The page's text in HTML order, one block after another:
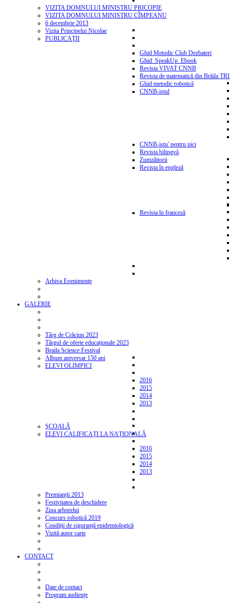
VIZITA DOMNULUI MINISTRU PRICOPIE
VIZITA DOMNULUI MINISTRU CÎMPEANU
6 decembrie 2013
Vizita Principelui Nicolae
PUBLICAŢII
Ghid Metodic Club Dezbateri
Ghid_SpeakUp_Ebook
Revista VIVAT CNNB
Revista de matematică din Brăila
Ghid metodic robotică
CNNB-istul
CNNB-istu' pentru pici
Revista bilingvă
Zumzăitorii
Revista în engleză
Revista în franceză
Arhiva Evenimente
GALERIE
Târg de Crăciun 2023
Târgul de oferte educaționale 2023
Braila Science Festival
Album aniversar 150 ani
ELEVI OLIMPICI
2016
2015
2014
2013
ŞCOALĂ
ELEVI CALIFICAȚI LA NAȚIONALĂ
2016
2015
2014
2013
Premianții 2013
Festivitatea de deschidere
Ziua arborelui
Concurs robotică 2019
Condiții de siguranță epidemiologică
Vizită autor carte
CONTACT
Date de contact
Program audiențe